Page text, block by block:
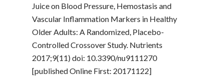
Juice on Blood Pressure, Hemostasis and
Vascular Inflammation Markers in Healthy
Older Adults: A Randomized, Placebo-
Controlled Crossover Study. Nutrients
2017;9(11) doi: 10.3390/nu9111270
[published Online First: 20171122]